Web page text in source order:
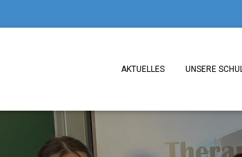
AKTUELLES UNSERE